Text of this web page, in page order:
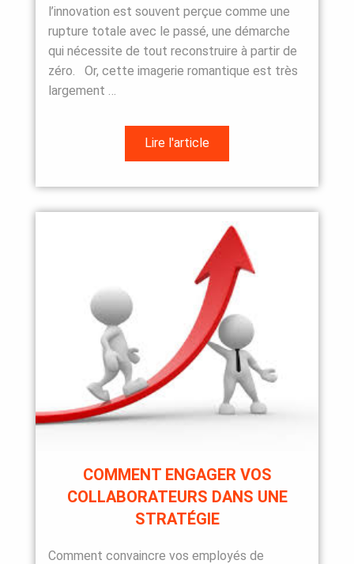
l’innovation est souvent perçue comme une
rupture totale avec le passé, une démarche
qui nécessite de tout reconstruire à partir de
zéro. Or, cette imagerie romantique est très
largement …
Lire l'article
COMMENT ENGAGER VOS
COLLABORATEURS DANS UNE
STRATÉGIE
Comment convaincre vos employés de